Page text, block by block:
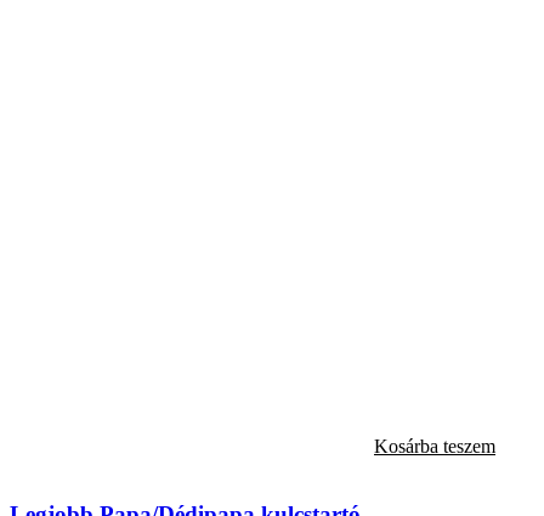
Kosárba teszem